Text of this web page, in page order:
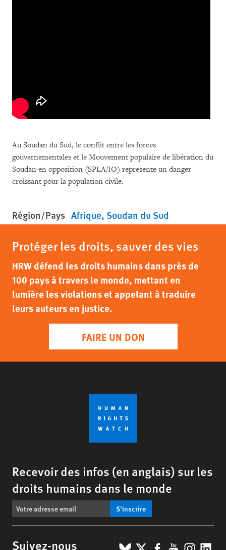
Au Soudan du Sud, le conflit entre les forces
gouvernementales et le Mouvement populaire de libération du
Soudan en opposition (SPLA/IO) represente un danger
croissant pour la population civile.
Région/Pays Afrique Soudan du Sud
Protéger les droits, sauver des vies
HRW défend les droits humains dans près de
100 pays à travers le monde, mettant en
lumière les violations et appelant à traduire
leurs auteurs en justice.
FAIRE UN DON
Recevoir des infos (en anglais) sur les
droits humains dans le monde
S’inscrire
Suivez-nous